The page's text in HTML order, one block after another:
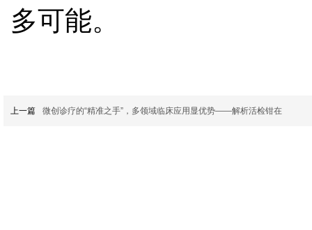
多可能。
上一篇 微创诊疗的“精准之手”，多领域临床应用显优势——解析活检钳在